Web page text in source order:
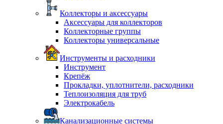
Коллекторы и аксессуары
Аксессуары для коллекторов
Коллекторные группы
Коллекторы универсальные
Инструменты и расходники
Инструмент
Крепёж
Прокладки, уплотнители, расходники
Теплоизоляция для труб
Электрокабель
Канализационные системы